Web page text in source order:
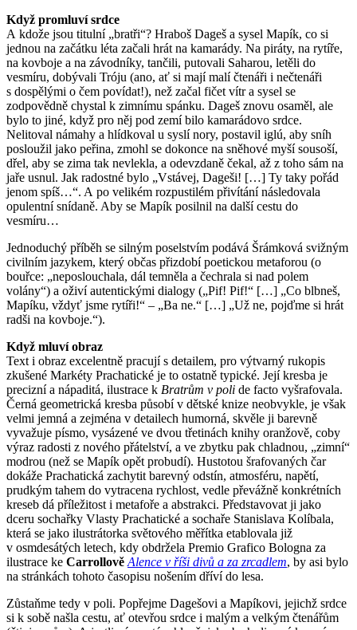
Když promluví srdce
A kdože jsou titulní „bratři“? Hraboš Dageš a sysel Mapík, co si
jednou na začátku léta začali hrát na kamarády. Na piráty, na rytíře,
na kovboje a na závodníky, tančili, putovali Saharou, letěli do
vesmíru, dobývali Tróju (ano, ať si mají malí čtenáři i nečtenáři
s dospělými o čem povídat!), než začal fičet vítr a sysel se
zodpovědně chystal k zimnímu spánku. Dageš znovu osaměl, ale
bylo to jiné, když pro něj pod zemí bilo kamarádovo srdce.
Nelitoval námahy a hlídkoval u syslí nory, postavil iglú, aby sníh
posloužil jako peřina, zmohl se dokonce na sněhové myší sousoší,
dřel, aby se zima tak nevlekla, a odevzdaně čekal, až z toho sám na
jaře usnul. Jak radostné bylo „Vstávej, Dageši! […] Ty taky pořád
jenom spíš…“. A po velikém rozpustilém přivítání následovala
opulentní snídaně. Aby se Mapík posilnil na další cestu do
vesmíru…
Jednoduchý příběh se silným poselstvím podává Šrámková svižným
civilním jazykem, který občas přizdobí poetickou metaforou (o
bouřce: „neposlouchala, dál temněla a čechrala si nad polem
volány“) a oživí autentickými dialogy („Pif! Pif!“ […] „Co blbneš,
Mapíku, vždyť jsme rytíři!“ – „Ba ne.“ […] „Už ne, pojďme si hrát
radši na kovboje.“).
Když mluví obraz
Text i obraz excelentně pracují s detailem, pro výtvarný rukopis
zkušené Markéty Prachatické je to ostatně typické. Její kresba je
precizní a nápaditá, ilustrace k Bratrům v poli de facto vyšrafovala.
Černá geometrická kresba působí v dětské knize neobvykle, je však
velmi jemná a zejména v detailech humorná, skvěle ji barevně
vyvažuje písmo, vysázené ve dvou třetinách knihy oranžově, coby
výraz radosti z nového přátelství, a ve zbytku pak chladnou, „zimní“
modrou (než se Mapík opět probudí). Hustotou šrafovaných čar
dokáže Prachatická zachytit barevný odstín, atmosféru, napětí,
prudkým tahem do vytracena rychlost, vedle převážně konkrétních
kreseb dá příležitost i metafoře a abstrakci. Představovat ji jako
dceru sochařky Vlasty Prachatické a sochaře Stanislava Kolíbala,
která se jako ilustrátorka světového měřítka etablovala již
v osmdesátých letech, kdy obdržela Premio Grafico Bologna za
ilustrace ke Carrollově Alence v říši divů a za zrcadlem, by asi bylo
na stránkách tohoto časopisu nošením dříví do lesa.
Zůstaňme tedy v poli. Popřejme Dagešovi a Mapíkovi, jejichž srdce
si k sobě našla cestu, ať otevřou srdce i malým a velkým čtenářům